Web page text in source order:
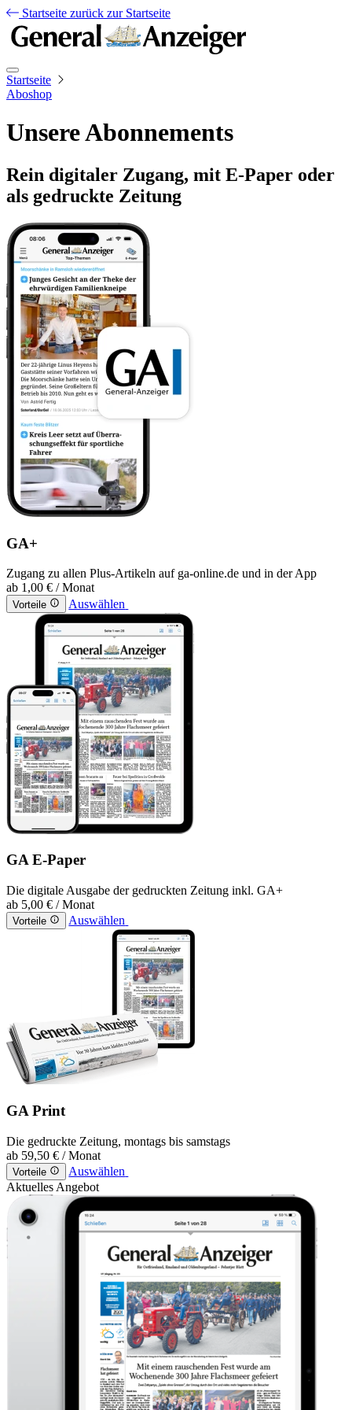
Startseite zurück zur Startseite
Startseite
Aboshop
Unsere Abonnements
Rein digitaler Zugang, mit E-Paper oder
als gedruckte Zeitung
GA+
Zugang zu allen Plus-Artikeln auf ga-online.de und in der App
ab 1,00 € / Monat
Vorteile Auswählen
GA E-Paper
Die digitale Ausgabe der gedruckten Zeitung inkl. GA+
ab 5,00 € / Monat
Vorteile Auswählen
GA Print
Die gedruckte Zeitung, montags bis samstags
ab 59,50 € / Monat
Vorteile
Auswählen
Aktuelles Angebot